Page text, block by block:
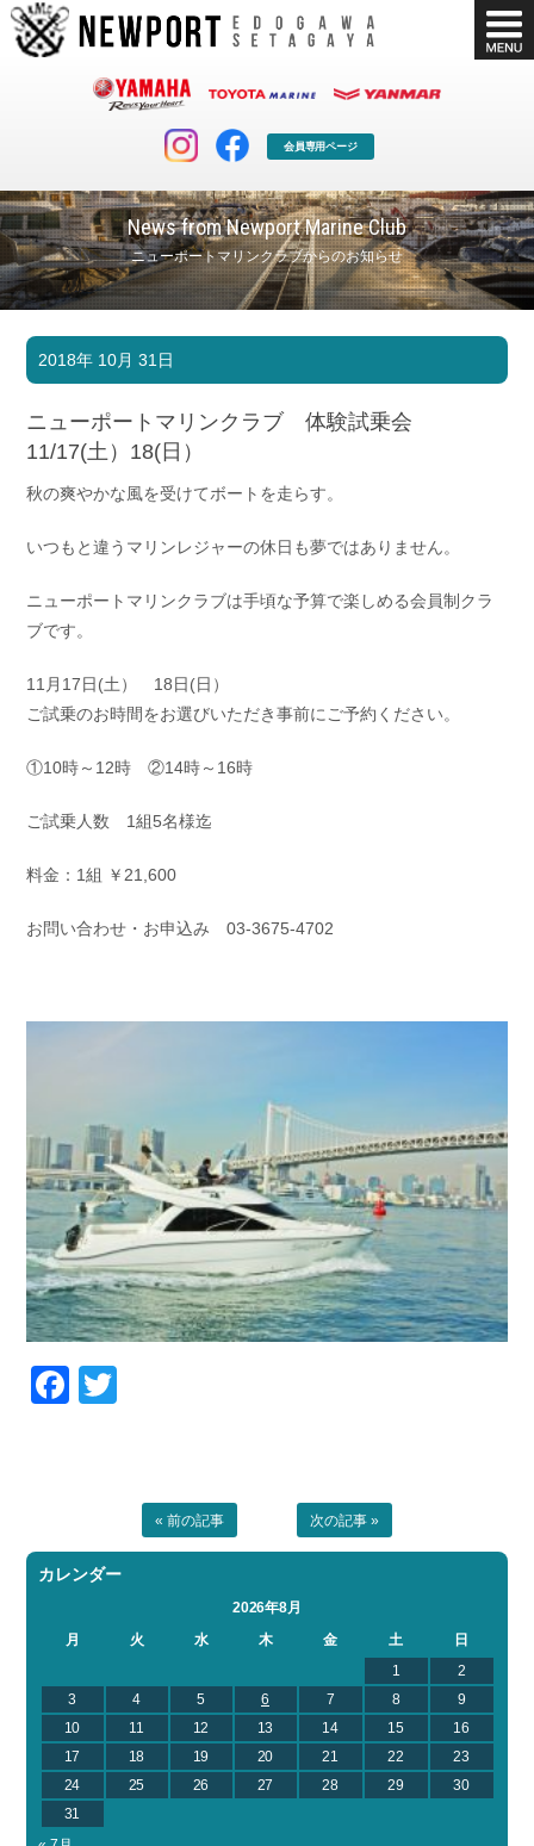
会員専用ページ
News from Newport Marine Club
ニューポートマリンクラブからのお知らせ
マリンクラブ
マリンライフを堪能したい！
ボート販売
ボート免許
長年の実績と信頼！
シースタイル
Sea-Style
店舗情報
お問い合わせ 会社概要
2018年 10月 31日
ニューポートマリンクラブ 体験試乗会
11/17(土）18(日）
秋の爽やかな風を受けてボートを走らす。
いつもと違うマリンレジャーの休日も夢ではありません。
ニューポートマリンクラブは手頃な予算で楽しめる会員制クラ
ブです。
11月17日(土） 18日(日）
ご試乗のお時間をお選びいただき事前にご予約ください。
①10時～12時 ②14時～16時
ご試乗人数 1組5名様迄
料金：1組 ￥21,600
お問い合わせ・お申込み 03-3675-4702
Facebook
« 前の記事 次の記事 »
カレンダー
2026年8月
月
火 水 木 金 土
日
1
2
3
4 5 6 7 8
9
10
11 12 13 14 15
16
17
18 19 20 21 22
23
24
25 26 27 28 29
30
31